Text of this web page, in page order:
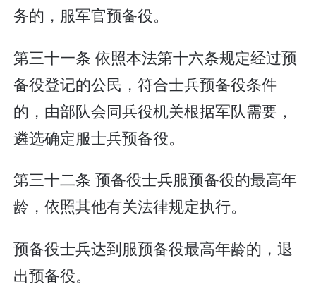
务的，服军官预备役。
第三十一条 依照本法第十六条规定经过预
备役登记的公民，符合士兵预备役条件
的，由部队会同兵役机关根据军队需要，
遴选确定服士兵预备役。
第三十二条 预备役士兵服预备役的最高年
龄，依照其他有关法律规定执行。
预备役士兵达到服预备役最高年龄的，退
出预备役。